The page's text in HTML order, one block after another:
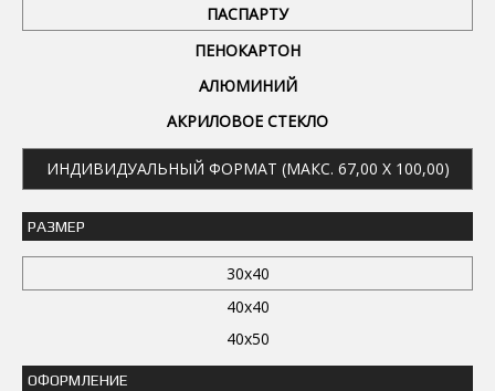
ПАСПАРТУ
ПЕНОКАРТОН
АЛЮМИНИЙ
АКРИЛОВОЕ СТЕКЛО
ИНДИВИДУАЛЬНЫЙ ФОРМАТ (МАКС. 67,00 X 100,00)
РАЗМЕР
30x40
40x40
40x50
ОФОРМЛЕНИЕ